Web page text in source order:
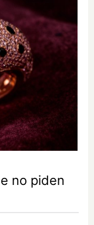
no piden